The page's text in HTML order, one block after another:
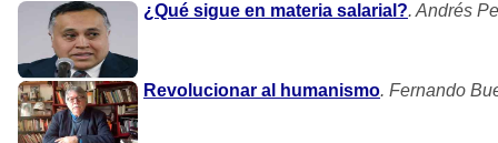
¿Qué sigue en materia salarial?. Andrés
Revolucionar al humanismo. Fernando